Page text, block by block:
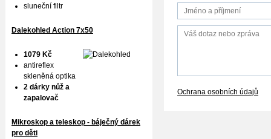
Ochrana osobních údajů
sluneční filtr
Dalekohled Action 7x50
1079 Kč
antireflex
skleněná optika
2 dárky nůž a
zapalovač
Mikroskop a teleskop - báječný dárek
pro děti